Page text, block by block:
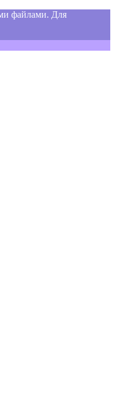
файлами. Для